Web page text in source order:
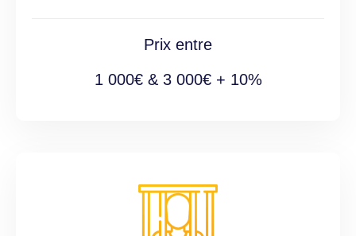
Prix entre
1 000€ & 3 000€ + 10%